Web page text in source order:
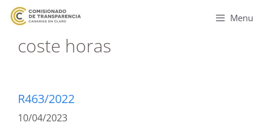
Menu
coste horas
R463/2022
10/04/2023